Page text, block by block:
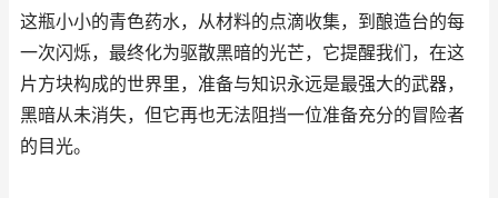
这瓶小小的青色药水，从材料的点滴收集，到酿造台的每
一次闪烁，最终化为驱散黑暗的光芒，它提醒我们，在这
片方块构成的世界里，准备与知识永远是最强大的武器，
黑暗从未消失，但它再也无法阻挡一位准备充分的冒险者
的目光。